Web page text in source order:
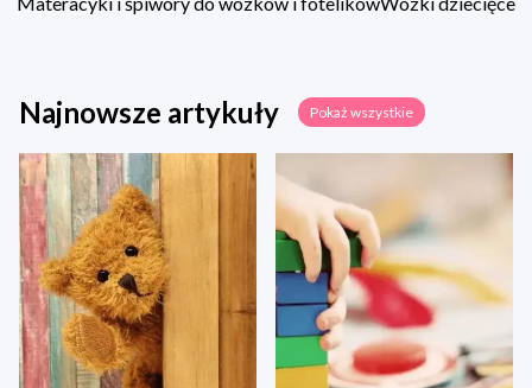
Najnowsze artykuły Pokaż wszystkie